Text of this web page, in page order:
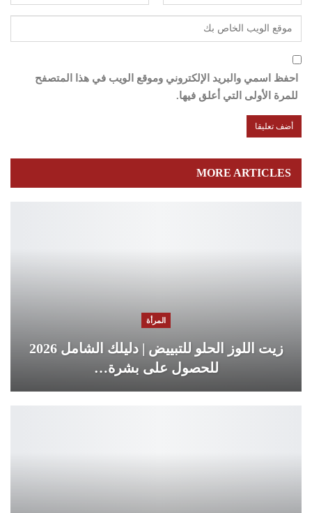
احفظ اسمي والبريد الإلكتروني وموقع الويب في هذا المتصفح
للمرة الأولى التي أعلق فيها.
MORE ARTICLES
المرأة
زيت اللوز الحلو للتبييض | دليلك الشامل 2026
للحصول على بشرة…